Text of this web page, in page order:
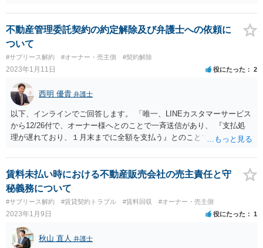
を要するケースもございます。 契約関係の解消にあたり、債務不履行
解除、中途解約などのいずれの方法が望ましいかは一律に決まる訳で
はなく、各事案により異なります。 いろいろ情報収集なされていらっ
しゃるのうですが、他のケースとは異なることもままございます。お
手もとの契約書を持参の上、お住まいの地域等の弁護士に直接相談な
さってみてはいかがでしょうか。
不動産管理委託契約の約定解除及び弁護士への依頼に
ついて
#サブリース解約 #オーナー・売主側 #契約解除
2023年1月11日 役にたった 2
西明 優貴 弁護士
以下、インラインでご回答します。 「唯一、LINEカスタマーサービス
から12/26付で、オーナー様へとのことで一斉送信があり、 『支払処
理が遅れており、１月末までに全額を支払う』とのことでした。 私か
斉送信で送り付けて、 明らかに対応をする気は見られません。 この状
況で約定解除（オーナーからの契約解除の意思表示だけで成立する契
約解除） ができる可能性はありますでしょうか。 また、このような状
況で良い契約解除の方法等、ありましたら教えてください。」 →解除
できる可能性は高くないと考えます（念のため、契約解除を制限する
我が国の法理である 「信頼関係破壊の法理」が本件に及ぶか否か、ざ
っとリサーチしましたが及ぶ可能性があるとの結論に至り、 そうだと
すると、現時点で述べられている事実関係の立証に全て成功しても、
賃料未払い時における不動産販売会社の売主責任と守
秘義務について
#サブリース解約 #賃貸契約トラブル #賃料回収 #オーナー・売主側
2023年1月9日 役にたった 1
秋山 直人 弁護士